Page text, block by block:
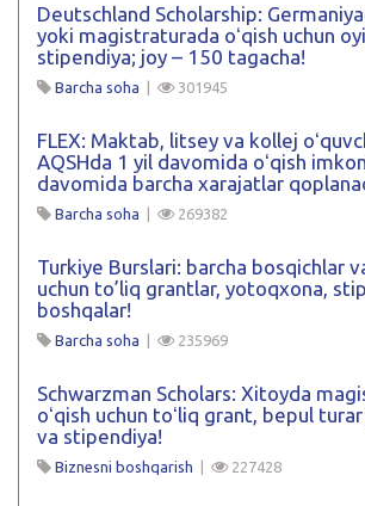
Deutschland Scholarship:
yoki magistraturada oʻqish uchun
stipendiya; joy – 150 tagacha!
Barcha soha | 301945
FLEX: Maktab, litsey va kollej
AQSHda 1 yil davomida oʻqish
davomida barcha xarajatlar
Barcha soha | 269382
Turkiye Burslari: barcha bosqichlar
uchun to’liq grantlar, yotoqxona,
boshqalar!
Barcha soha | 235969
Schwarzman Scholars: Xitoyda
oʻqish uchun toʻliq grant, bepul
va stipendiya!
Biznesni boshqarish | 227428